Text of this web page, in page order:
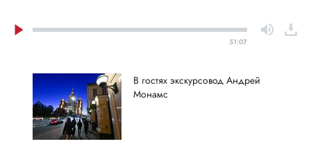
51:07
В гостях экскурсовод Андрей
Монамс